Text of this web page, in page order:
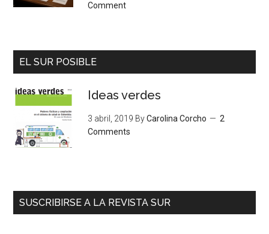
Comment
EL SUR POSIBLE
Ideas verdes
3 abril, 2019 ByCarolina Corcho
2
Comments
SUSCRIBIRSE A LA REVISTA SUR